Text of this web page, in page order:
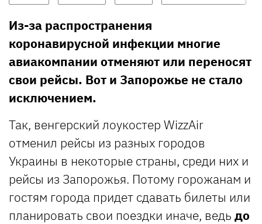
Из-за распространения
коронавирусной инфекции многие
авиакомпании отменяют или переносят
свои рейсы. Вот и Запорожье не стало
исключением.
Так, венгерский лоукостер WizzAir
отменил рейсы из разных городов
Украины в некоторые страны, среди них и
рейсы из Запорожья. Потому горожанам и
гостям города придет сдавать билеты или
планировать свои поездки иначе, ведь до